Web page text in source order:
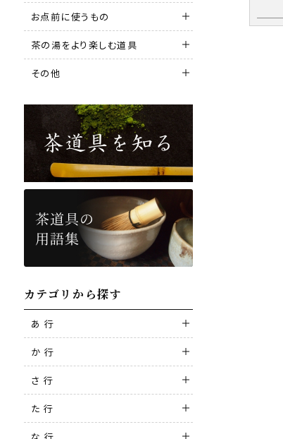
お点前に使うもの
茶の湯をより楽しむ道具
その他
カテゴリから探す
あ 行
か 行
さ 行
た 行